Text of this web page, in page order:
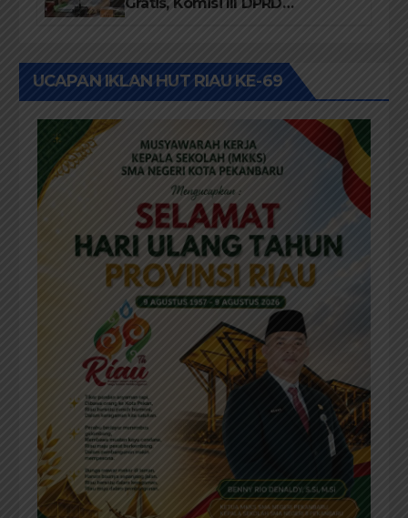
Diprioritaskan
UCAPAN IKLAN HUT RIAU KE-69